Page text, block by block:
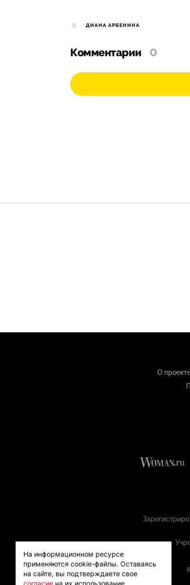
ДИАНА АРБЕНИНА
Комментарии 0
О
На информационном ресурсе
применяются cookie-файлы. Оставаясь
на сайте, вы подтверждаете свое
согласие на их использование.